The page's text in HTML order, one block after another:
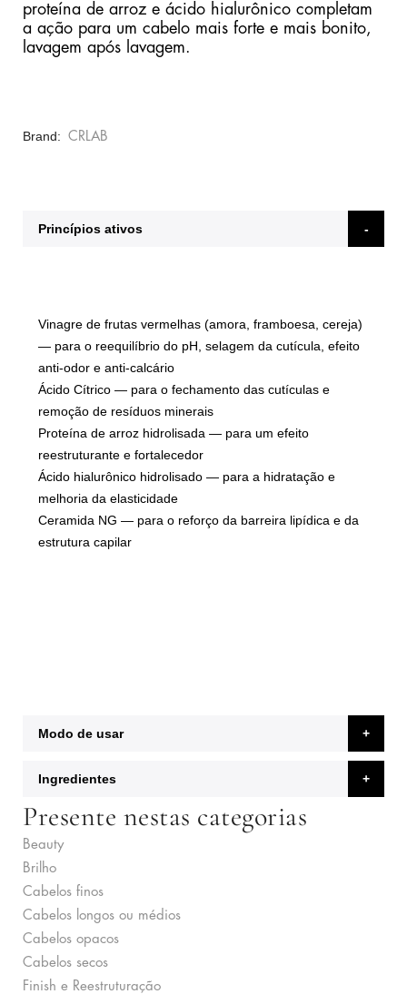
proteína de arroz e ácido hialurônico completam
a ação para um cabelo mais forte e mais bonito,
lavagem após lavagem.
Brand CRLAB
Princípios ativos
Vinagre de frutas vermelhas (amora, framboesa, cereja)
— para o reequilíbrio do pH, selagem da cutícula, efeito
anti-odor e anti-calcário
Ácido Cítrico — para o fechamento das cutículas e
remoção de resíduos minerais
Proteína de arroz hidrolisada — para um efeito
reestruturante e fortalecedor
Ácido hialurônico hidrolisado — para a hidratação e
melhoria da elasticidade
Ceramida NG — para o reforço da barreira lipídica e da
estrutura capilar
Modo de usar
Ingredientes
Presente nestas categorias
Beauty
Brilho
Cabelos finos
Cabelos longos ou médios
Cabelos opacos
Cabelos secos
Finish e Reestruturação